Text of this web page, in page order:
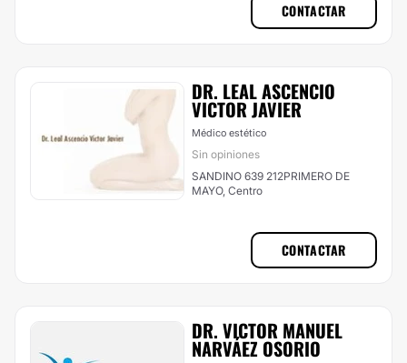
CONTACTAR
DR. LEAL ASCENCIO
VICTOR JAVIER
Médico estético
Sin opiniones
SANDINO 639 212PRIMERO DE
MAYO, Centro
CONTACTAR
DR. VICTOR MANUEL
NARVÁEZ OSORIO